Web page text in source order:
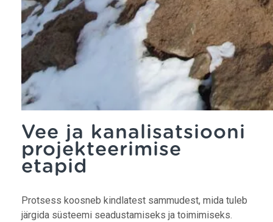
Vee ja kanalisatsiooni
projekteerimise
etapid
Protsess koosneb kindlatest sammudest, mida tuleb
järgida süsteemi seadustamiseks ja toimimiseks.